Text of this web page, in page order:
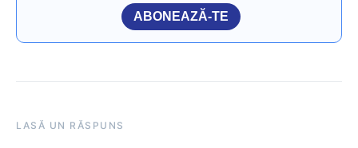
ABONEAZĂ-TE
LASĂ UN RĂSPUNS